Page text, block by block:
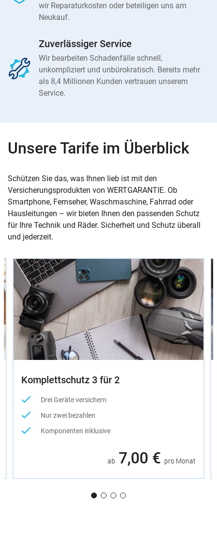
wir Reparaturkosten oder beteiligen uns am
Neukauf.
Zuverlässiger Service
Wir bearbeiten Schadenfälle schnell,
unkompliziert und unbürokratisch. Bereits mehr
als 8,4 Millionen Kunden vertrauen unserem
Service.
Unsere Tarife im Überblick
Schützen Sie das, was Ihnen lieb ist mit den
Versicherungsprodukten von WERTGARANTIE. Ob
Smartphone, Fernseher, Waschmaschine, Fahrrad oder
Hausleitungen – wir bieten Ihnen den passenden Schutz
für Ihre Technik und Räder. Sicherheit und Schutz überall
und jederzeit.
Slider
Instructions
Komplettschutz 3 für 2
Drei Geräte versichern
Nur zwei bezahlen
Komponenten inklusive
ab 7,00 € pro Monat